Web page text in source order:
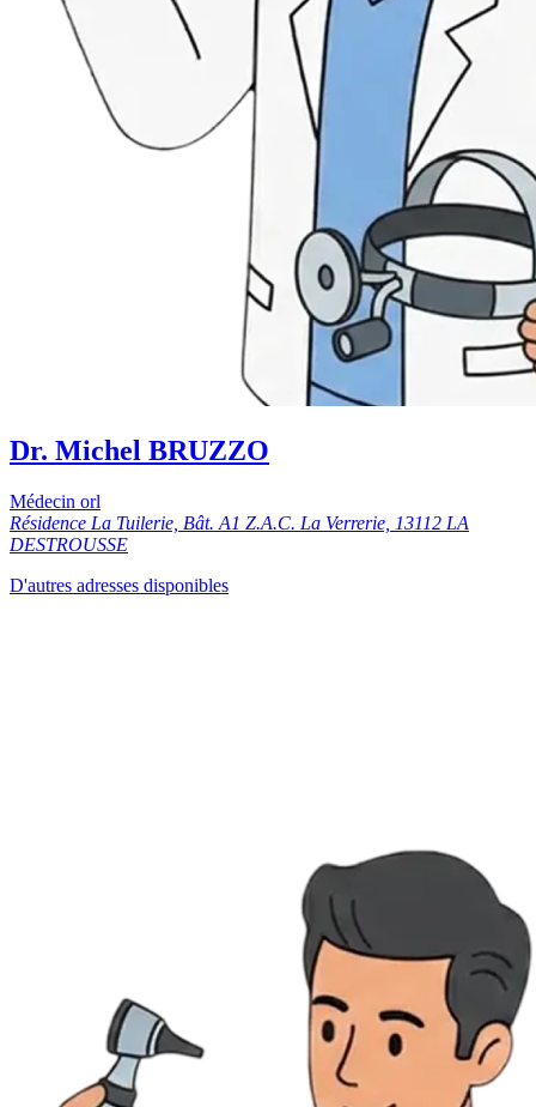
Dr. Michel BRUZZO
Médecin orl
Résidence La Tuilerie, Bât. A1 Z.A.C. La Verrerie, 13112 LA
DESTROUSSE
D'autres adresses disponibles